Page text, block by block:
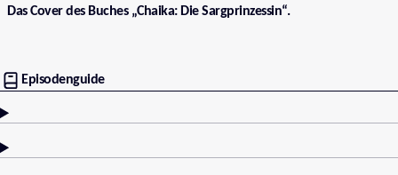
Das Cover des Buches „Chaika: Die Sargprinzessin“.
Episodenguide